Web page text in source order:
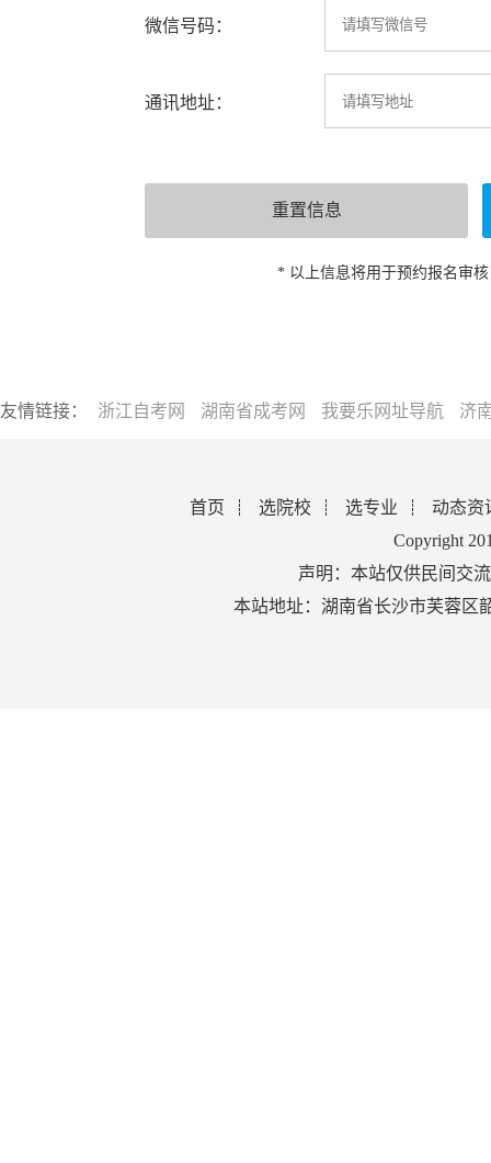
微信号码：
通讯地址：
* 以上信息将用于预约报名审
友情链接： 浙江自考网 湖南省成考网 我要乐网址导航 济
首页 选院校 选专业
动态资
Copyright
声明：本站仅供民间交
本站地址：湖南省长沙市芙蓉区